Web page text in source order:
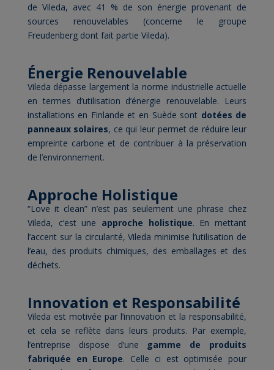
de Vileda, avec 41 % de son énergie provenant de
sources renouvelables (concerne le groupe
Freudenberg dont fait partie Vileda).
Énergie Renouvelable
Vileda dépasse largement la norme industrielle actuelle
en termes d’utilisation d’énergie renouvelable. Leurs
installations en Finlande et en Suède sont dotées de
panneaux solaires, ce qui leur permet de réduire leur
empreinte carbone et de contribuer à la préservation
de l’environnement.
Approche Holistique
“Love it clean” n’est pas seulement une phrase chez
Vileda, c’est une approche holistique. En mettant
l’accent sur la circularité, Vileda minimise l’utilisation de
l’eau, des produits chimiques, des emballages et des
déchets.
Innovation et Responsabilité
Vileda est motivée par l’innovation et la responsabilité,
et cela se reflète dans leurs produits. Par exemple,
l’entreprise dispose d’une gamme de produits
fabriquée en Europe. Celle ci est optimisée pour